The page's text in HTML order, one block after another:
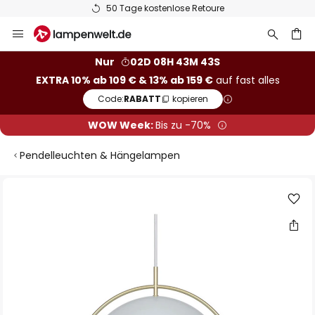
50 Tage kostenlose Retoure
Inhalt
Nur
02D 08H 43M 43S
EXTRA 10% ab 109 € & 13% ab 159 €auf fast alles
Code:RABATT kopieren
WOW Week:Bis zu -70%
Pendelleuchten & Hängelampen